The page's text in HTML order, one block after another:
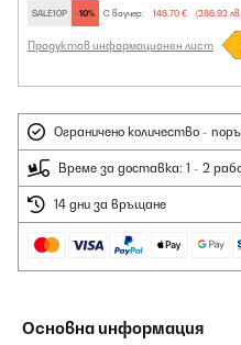
SALE10P -10% С ваучер: 146,70 € (286,92
Продуктов информационен лист
Ограничено количество -
Време за доставка: 1 - 2
14 дни за връщане
Основна информация